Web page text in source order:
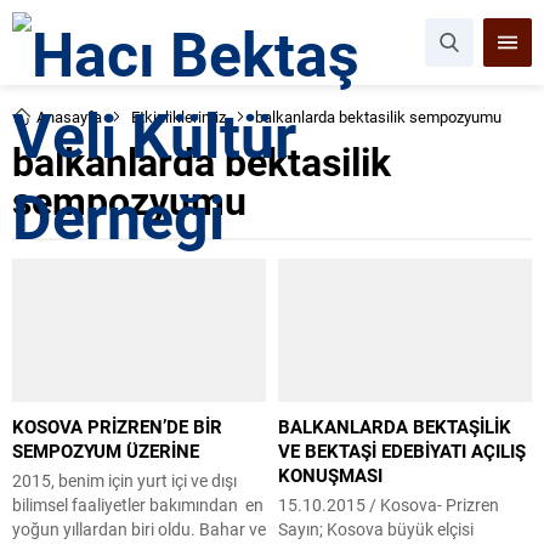
Anasayfa Etkinliklerimiz balkanlarda bektasilik sempozyumu
balkanlarda bektasilik
sempozyumu
KOSOVA PRİZREN’DE BİR
SEMPOZYUM ÜZERİNE
2015, benim için yurt içi ve dışı
bilimsel faaliyetler bakımından en
yoğun yıllardan biri oldu. Bahar ve
BALKANLARDA BEKTAŞİLİK
VE BEKTAŞİ EDEBİYATI AÇILIŞ
KONUŞMASI
15.10.2015 / Kosova- Prizren
Sayın; Kosova büyük elçisi